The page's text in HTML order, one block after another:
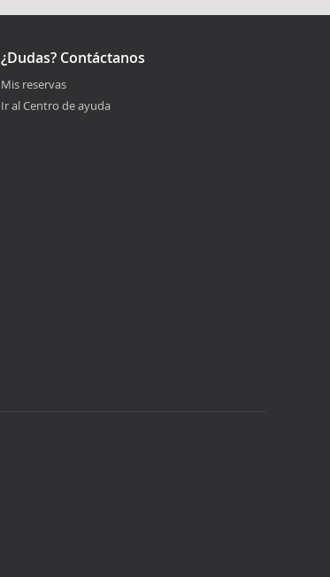
¿Dudas? Contáctanos
Mis reservas
Ir al Centro de ayuda